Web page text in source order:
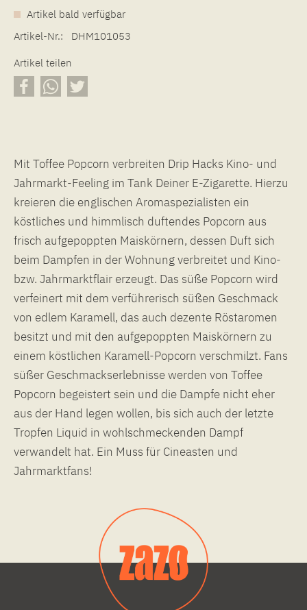
Artikel bald verfügbar
Artikel-Nr.:
DHM101053
Artikel teilen
Mit Toffee Popcorn verbreiten Drip Hacks Kino- und
Jahrmarkt-Feeling im Tank Deiner E-Zigarette. Hierzu
kreieren die englischen Aromaspezialisten ein
köstliches und himmlisch duftendes Popcorn aus
frisch aufgepoppten Maiskörnern, dessen Duft sich
beim Dampfen in der Wohnung verbreitet und Kino-
bzw. Jahrmarktflair erzeugt. Das süße Popcorn wird
verfeinert mit dem verführerisch süßen Geschmack
von edlem Karamell, das auch dezente Röstaromen
besitzt und mit den aufgepoppten Maiskörnern zu
einem köstlichen Karamell-Popcorn verschmilzt. Fans
süßer Geschmackserlebnisse werden von Toffee
Popcorn begeistert sein und die Dampfe nicht eher
aus der Hand legen wollen, bis sich auch der letzte
Tropfen Liquid in wohlschmeckenden Dampf
verwandelt hat. Ein Muss für Cineasten und
Jahrmarktfans!